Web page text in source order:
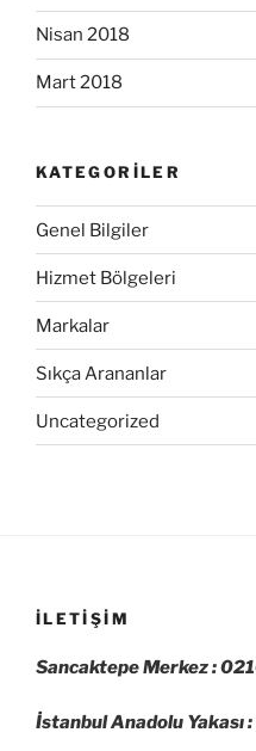
Nisan 2018
Mart 2018
KATEGORILER
Genel Bilgiler
Hizmet Bölgeleri
Markalar
Sıkça Arananlar
Uncategorized
İLETIŞIM
Sancaktepe Merkez :
İstanbul Anadolu Yakası